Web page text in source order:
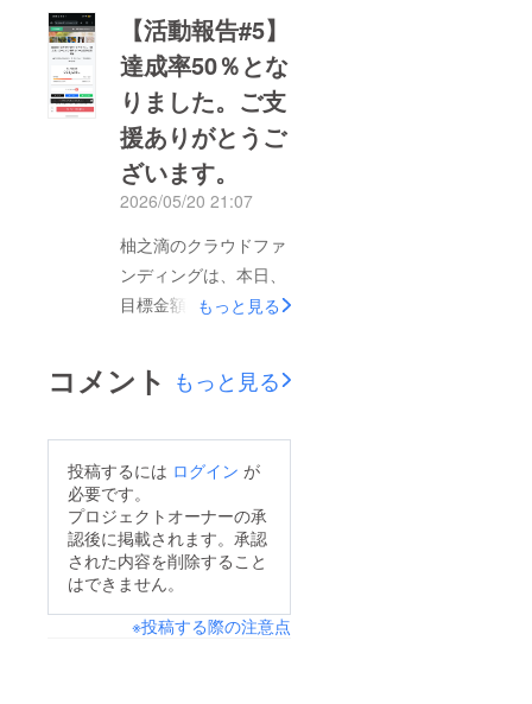
いっ！それでは、引き
続きどうぞよろしくお
願いします◎菅原和
仁/嶺北aroma
北aroma／菅原和仁で
す。あと二時間程でプ
ロジェクトは終了とな
ります。残念ながら、
目標には届かなそうで
す。ちょっと泣きそう
ですが、それでも70人
を超える方々からご支
援をいただくことがで
き、温かい気持ちも
して、若輩者の拙い取
り組みに素敵な応援を
かしながら、プロジェ
クトページで書かせて
いただいた通り、これ
は公開実験の始まりで
柚之滴が、本当の意味
【活動報告#5】
達成率50％とな
りました。ご支
援ありがとうご
ざいます。
2026/05/20 21:07
柚之滴のクラウドファ
ンディングは、本日、
目標金額の50％を達成
支援くださった皆さ
ま、SNSでシェアして
ださった皆さま、投稿
を見守ってくださって
いる皆さま、本当にあ
りがとうございます。
ださった方。途中で投
もっと見る
コメント もっと見る
投稿するには ログイン が
必要です。
プロジェクトオーナーの承
認後に掲載されます。承認
された内容を削除すること
はできません。
※投稿する際の注意点